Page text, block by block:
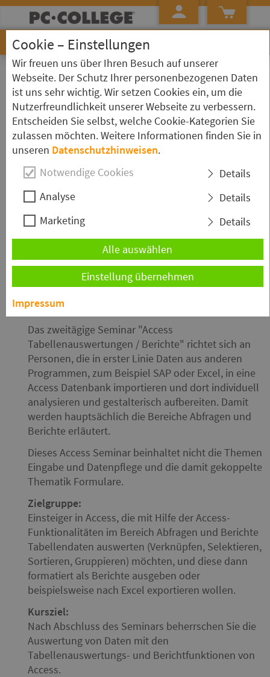
Startseite»Kursübersicht»Access»Kurs Detailseite
Access - Tabellenauswertungen
und Berichte
Kurzbeschreibung
Der Kurs "Access - Tabellenauswertungen und
Berichte" ist speziell auf die Arbeit mit Tabellen,
Abfragen und Berichten in Access ausgelegt. Sie
lernen alles rundum die Auswertung von
Tabellendaten mittels verschiedenster
Abfrageformen und praxisnahen Beispielen.
Kursinfo
Das zweitägige Seminar "Access
Tabellenauswertungen / Berichte" richtet sich an
Personen, die in erster Linie Daten aus anderen
Programmen, zum Beispiel SAP oder Excel, in eine
Access Datenbank importieren und dort individuell
analysieren und gestalterisch aufbereiten. Damit
werden hauptsächlich die Bereiche Abfragen und
Berichte erläutert.
Dieses Access Seminar beinhaltet nicht die Themen
Eingabe und Datenpflege und die damit gekoppelte
Thematik Formulare.
Zielgruppe:
Einsteiger in Access, die mit Hilfe der Access-
Funktionalitäten im Bereich Abfragen und Berichte
Tabellendaten auswerten (Verknüpfen, Selektieren,
Sortieren, Gruppieren) möchten, und diese dann
formatiert als Berichte ausgeben oder
beispielsweise nach Excel exportieren wollen.
Kursziel:
Nach Abschluss des Seminars beherrschen Sie die
Auswertung von Daten mit den
Tabellenauswertungs- und Berichtfunktionen von
Access.
Cookie – Einstellungen
Wir freuen uns über Ihren Besuch auf unserer
Webseite. Der Schutz Ihrer personenbezogenen Daten
ist uns sehr wichtig. Wir setzen Cookies ein, um die
Nutzerfreundlichkeit unserer Webseite zu verbessern.
Entscheiden Sie selbst, welche Cookie-Kategorien Sie
zulassen möchten. Weitere Informationen finden Sie in
unseren Datenschutzhinweisen.
Notwendige Cookies
Details
Analyse
Details
Marketing
Details
Alle auswählen
Einstellung übernehmen
Impressum